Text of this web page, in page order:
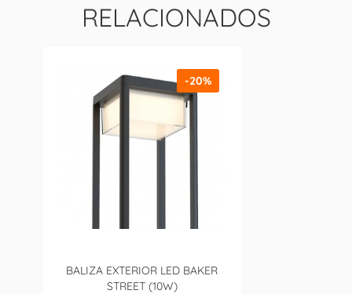
RELACIONADOS
BALIZA EXTERIOR LED BAKER
STREET (10W)
-20%